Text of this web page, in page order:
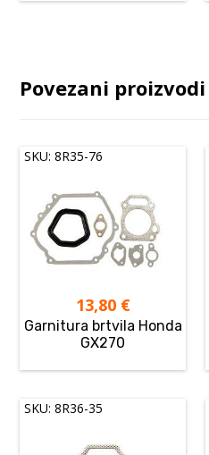
Povezani proizvodi
SKU: 8R35-76
13,80 €
Garnitura brtvila Honda
GX270
SKU: 8R36-35